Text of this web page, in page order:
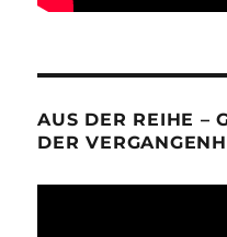
AUS DER REIHE –
ER